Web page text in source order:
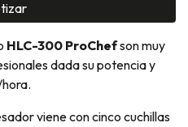
HLC-300 ProChefson muy
dada su potencia y
viene con cinco cuchillas